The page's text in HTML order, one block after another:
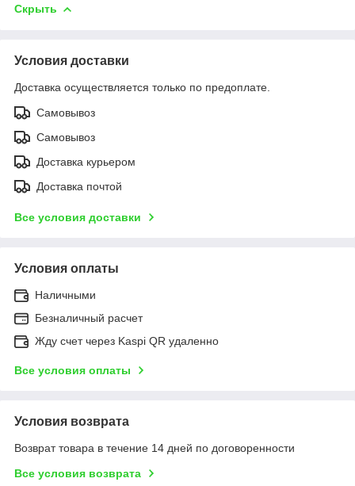
Скрыть
Условия доставки
Доставка осуществляется только по предоплате.
Самовывоз
Самовывоз
Доставка курьером
Доставка почтой
Все условия доставки
Условия оплаты
Наличными
Безналичный расчет
Жду счет через Kaspi QR удаленно
Все условия оплаты
Условия возврата
Возврат товара в течение 14 дней по договоренности
Все условия возврата